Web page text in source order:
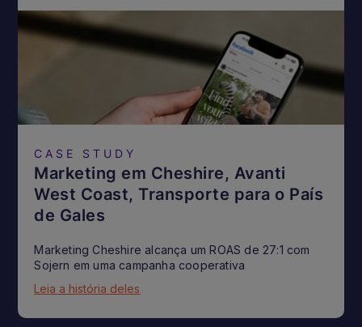
CASE STUDY
Marketing em Cheshire, Avanti
West Coast, Transporte para o País
de Gales
Marketing Cheshire alcança um ROAS de 27:1 com
Sojern em uma campanha cooperativa
Leia a história deles